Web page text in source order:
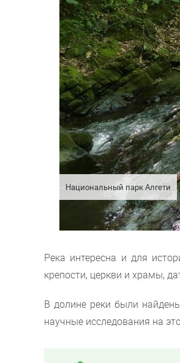
Национальный парк Алгети
Река интересна и для
крепости, церкви и храмы,
В долине реки были
научные исследования на